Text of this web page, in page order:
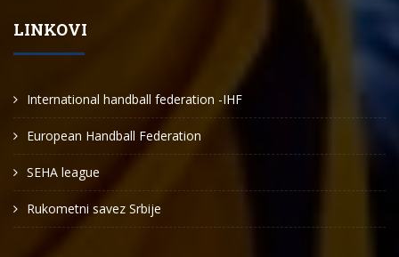
LINKOVI
International handball federation -IHF
European Handball Federation
SEHA league
Rukometni savez Srbije